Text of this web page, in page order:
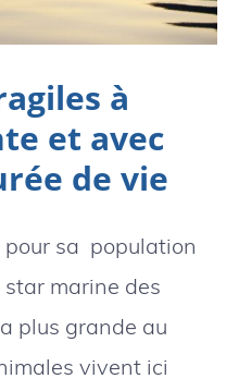
à
et avec
de vie
pour sa population
marine des
plus grande au
vivent ici